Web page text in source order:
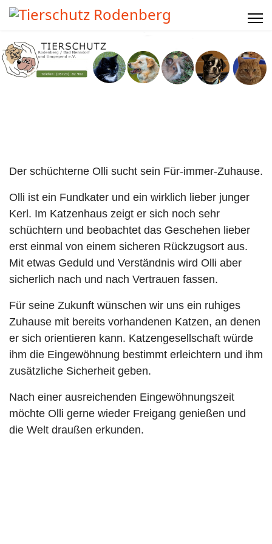
Der schüchterne Olli sucht sein Für-immer-Zuhause.
Olli ist ein Fundkater und ein wirklich lieber junger
Kerl. Im Katzenhaus zeigt er sich noch sehr
schüchtern und beobachtet das Geschehen lieber
erst einmal von einem sicheren Rückzugsort aus.
Mit etwas Geduld und Verständnis wird Olli aber
sicherlich nach und nach Vertrauen fassen.
Für seine Zukunft wünschen wir uns ein ruhiges
Zuhause mit bereits vorhandenen Katzen, an denen
er sich orientieren kann. Katzengesellschaft würde
ihm die Eingewöhnung bestimmt erleichtern und ihm
zusätzliche Sicherheit geben.
Nach einer ausreichenden Eingewöhnungszeit
möchte Olli gerne wieder Freigang genießen und
die Welt draußen erkunden.